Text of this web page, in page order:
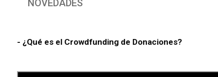
NOVEDADES
- ¿Qué es el Crowdfunding de Donaciones?